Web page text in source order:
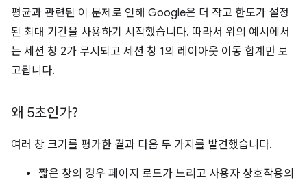
평균과 관련된 이 문제로 인해 Google은 더 작고 한도가 설정
된 최대 기간을 사용하기 시작했습니다. 따라서 위의 예시에서
는 세션 창 2가 무시되고 세션 창 1의 레이아웃 이동 합계만 보
고됩니다.
왜 5초인가?
여러 창 크기를 평가한 결과 다음 두 가지를 발견했습니다.
짧은 창의 경우 페이지 로드가 느리고 사용자 상호작용의